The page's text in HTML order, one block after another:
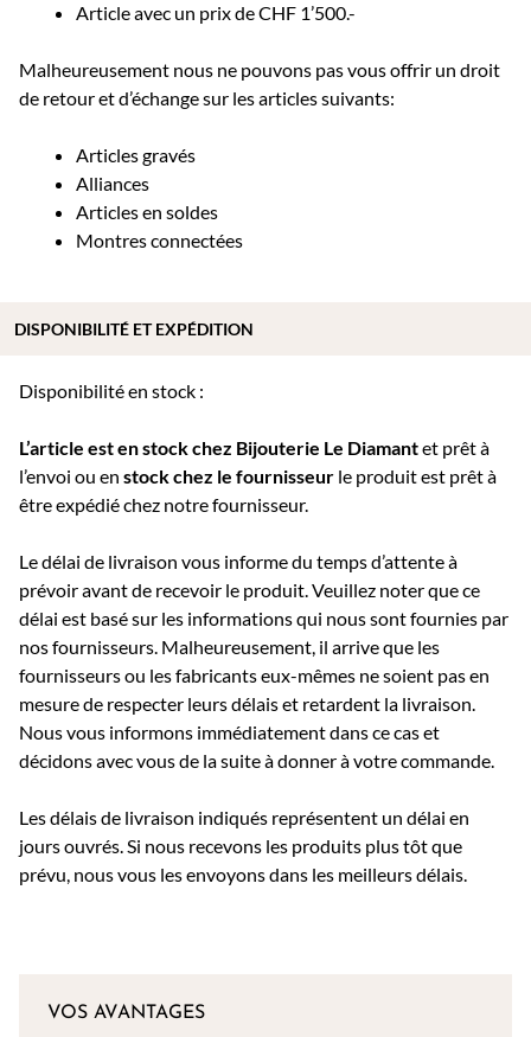
Article avec un prix de CHF 1’500.-
Malheureusement nous ne pouvons pas vous offrir un droit
de retour et d’échange sur les articles suivants:
Articles gravés
Alliances
Articles en soldes
Montres connectées
Disponibilité en stock :
L’article est en stock chez Bijouterie Le Diamantet prêt à
l’envoi ou en stock chez le fournisseur le produit est prêt à
être expédié chez notre fournisseur.
Le délai de livraison vous informe du temps d’attente à
prévoir avant de recevoir le produit. Veuillez noter que ce
délai est basé sur les informations qui nous sont fournies par
nos fournisseurs. Malheureusement, il arrive que les
fournisseurs ou les fabricants eux-mêmes ne soient pas en
mesure de respecter leurs délais et retardent la livraison.
Nous vous informons immédiatement dans ce cas et
décidons avec vous de la suite à donner à votre commande.
Les délais de livraison indiqués représentent un délai en
jours ouvrés. Si nous recevons les produits plus tôt que
prévu, nous vous les envoyons dans les meilleurs délais.
DISPONIBILITÉ ET EXPÉDITION
VOS AVANTAGES